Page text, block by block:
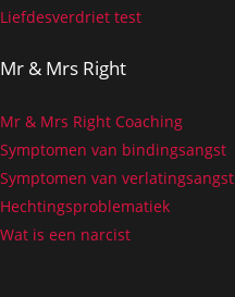
Liefdesverdriet test
Mr & Mrs Right
Mr & Mrs Right Coaching
Symptomen van bindingsangst
Symptomen van verlatingsangst
Hechtingsproblematiek
Wat is een narcist